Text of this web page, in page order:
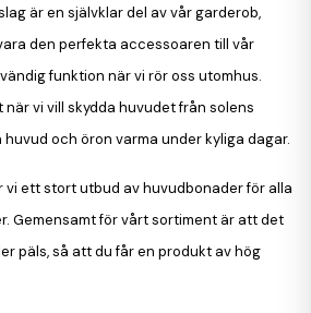
är en självklar del av vår garderob,
den perfekta accessoaren till vår
funktion när vi rör oss utomhus.
vi vill skydda huvudet från solens
och öron varma under kyliga dagar.
vi ett stort utbud av huvudbonader för alla
Gemensamt för vårt sortiment är att det
päls, så att du får en produkt av hög